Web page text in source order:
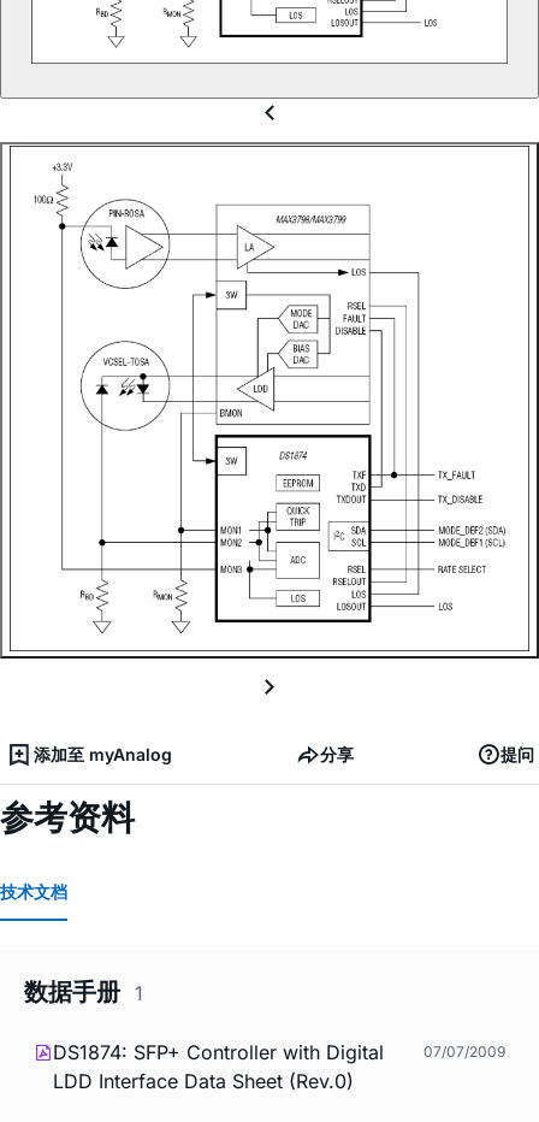
添加至 myAnalog 分享 提问
参考资料
技术文档
数据手册 1
DS1874: SFP+ Controller with Digital
LDD Interface Data Sheet (Rev.0)
07/07/2009